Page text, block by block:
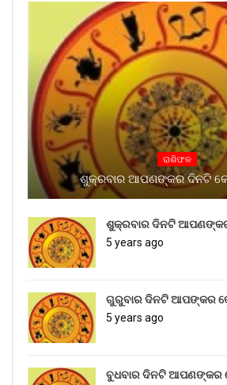
ରାଶିଫଳ
ଶୁକ୍ରବାର ଆପଣଙ୍କର ଦିନଟି
ଶୁକ୍ରବାର ଦିନଟି
5 years ago
ଗୁରୁବାର ଦିନଟି ଆପଙ୍କର
5 years ago
ବୁଧବାର ଦିନଟି ଆପଣଙ୍କର